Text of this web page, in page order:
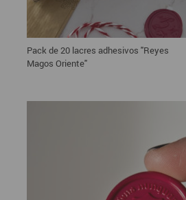
Pack de 20 lacres adhesivos "Reyes
Magos Oriente"